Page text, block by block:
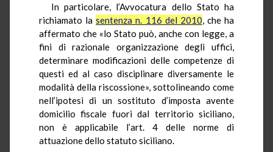
In particolare, l’Avvocatura dello Stato ha
richiamato lasentenza n. 116 del 2010, che ha
affermato che «lo Stato può, anche con legge, a
fini di razionale organizzazione degli uffici,
determinare modificazioni delle competenze di
questi ed al caso disciplinare diversamente le
modalità della riscossione», sottolineando come
nell’ipotesi di un sostituto d’imposta avente
domicilio fiscale fuori dal territorio siciliano,
non è applicabile l’art. 4 delle norme di
attuazione dello statuto siciliano.